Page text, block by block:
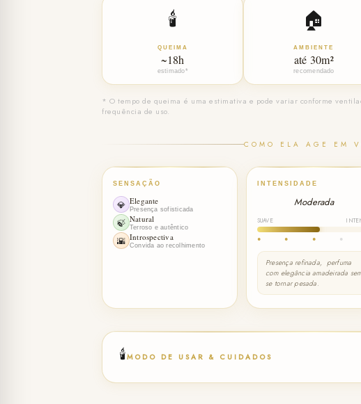
🕯️
QUEIMA
~18h
estimado*
🏠
AMBIENTE
até 30m²
recomendado
* O tempo de queima é uma estimativa e pode variar conforme
frequência de uso.
COMO ELA AGE EM
SENSAÇÃO
💎 Elegante
Presença sofisticada
🍃 Natural
Terroso e autêntico
🌇 Introspectiva
Convida ao recolhimento
INTENSIDADE
Moderada
SUAVE
● ● ● ●
Presença refinada, perfuma
com elegância amadeirada
se tornar pesada.
🕯️MODO DE USAR & CUIDADOS